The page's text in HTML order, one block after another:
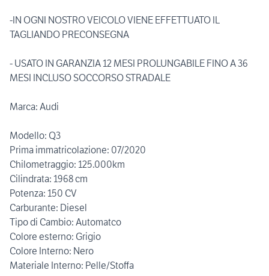
-IN OGNI NOSTRO VEICOLO VIENE EFFETTUATO IL
TAGLIANDO PRECONSEGNA
- USATO IN GARANZIA 12 MESI PROLUNGABILE FINO A 36
MESI INCLUSO SOCCORSO STRADALE
Marca: Audi
Modello: Q3
Prima immatricolazione: 07/2020
Chilometraggio: 125.000km
Cilindrata: 1968 cm
Potenza: 150 CV
Carburante: Diesel
Tipo di Cambio: Automatco
Colore esterno: Grigio
Colore Interno: Nero
Materiale Interno: Pelle/Stoffa